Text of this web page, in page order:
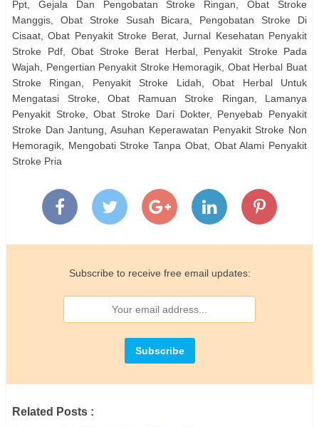
ringan-pada-tangan.html
obat stroke ringan alami tanpa efek samping
http://acturwet.blogspot.com/2018/05/lama-penyakit-stroke.html
Mengobati Stroke Secara Islam
http://avons-clotheslief.blogspot.com/2018/05/obat-buat-stroke-
ringan.html
http://awayrepl.blogspot.com/2018/05/makalah-tentang-
penyakit-stroke-pdf.html
http://africapharmacyonlinephenterojs.blogspot.com/2018/05/car
a-mengobati-org-stroke.html
Stroke Berat Apakah Bisa Sembuh?
Jual Obat Alternatif Stroke Ringan
http://acturwet.blogspot.com/2018/05/obat-stroke-
pemulihan.html
http://actressviagrasportsshowtapipf.blogspot.com/2018/05/obat
Ppt, Gejala Dan Pengobatan Stroke Ringan, Obat Stroke
Manggis, Obat Stroke Susah Bicara, Pengobatan Stroke Di
Cisaat, Obat Penyakit Stroke Berat, Jurnal Kesehatan Penyakit
Stroke Pdf, Obat Stroke Berat Herbal, Penyakit Stroke Pada
Wajah, Pengertian Penyakit Stroke Hemoragik, Obat Herbal Buat
Stroke Ringan, Penyakit Stroke Lidah, Obat Herbal Untuk
Mengatasi Stroke, Obat Ramuan Stroke Ringan, Lamanya
Penyakit Stroke, Obat Stroke Dari Dokter, Penyebab Penyakit
Stroke Dan Jantung, Asuhan Keperawatan Penyakit Stroke Non
Hemoragik, Mengobati Stroke Tanpa Obat, Obat Alami Penyakit
Stroke Pria
Subscribe to receive free email updates:
Related Posts :